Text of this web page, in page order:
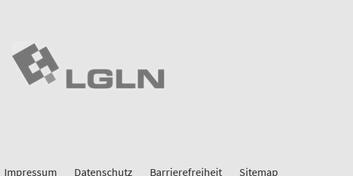
Impressum Datenschutz Barrierefreiheit Sitemap